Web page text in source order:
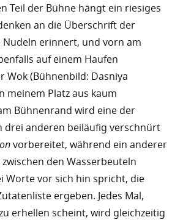
Teil der Bühne hängt ein riesiges
an die Überschrift der
erinnert, und vorn am
auf einem Haufen
Wok (Bühnenbild: Dasniya
meinem Platz aus kaum
Bühnenrand wird eine der
anderen beiläufig verschnürt
vorbereitet, während ein anderer
den Wasserbeuteln
Worte vor sich hin spricht, die
ergeben. Jedes Mal,
erhellen scheint, wird gleichzeitig